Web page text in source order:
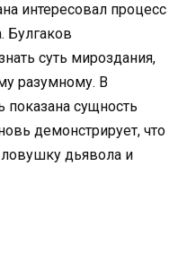
интересовал процесс
Булгаков
суть мироздания,
разумному. В
показана сущность
демонстрирует, что
дьявола и